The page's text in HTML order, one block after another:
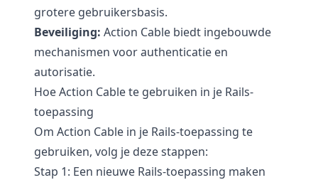
grotere gebruikersbasis.
Beveiliging: Action Cable biedt ingebouwde
mechanismen voor authenticatie en
autorisatie.
Hoe Action Cable te gebruiken in je Rails-
toepassing
Om Action Cable in je Rails-toepassing te
gebruiken, volg je deze stappen:
Stap 1: Een nieuwe Rails-toepassing maken